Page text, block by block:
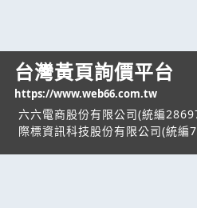
台灣黃頁詢價平台
https://www.web66.com.tw
六六電商股份有限公司(統編
際標資訊科技股份有限公司(統編